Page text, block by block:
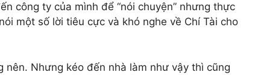
công ty của mình để “nói chuyện” nhưng thực
một số lời tiêu cực và khó nghe về Chí Tài cho
Nhưng kéo đến nhà làm như vậy thì cũng